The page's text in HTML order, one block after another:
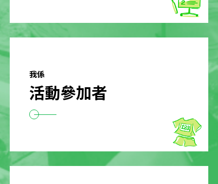
我係
活動參加者